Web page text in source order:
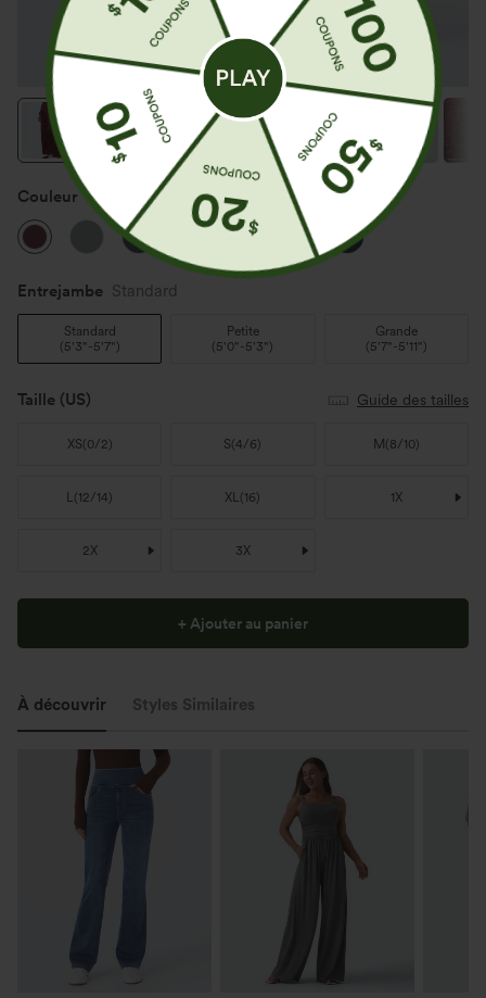
Couleur Burgundy
Entrejambe️ Standard
Standard
(5'3"-5'7")
Petite
(5'0"-5'3")
Grande
(5'7"-5'11")
Taille (US) Guide des tailles
XS(0/2) S(4/6) M (8/10)
L(12/14) XL(16) 1X
2X 3X
+ Ajouter au panier
À découvrir Styles Similaires